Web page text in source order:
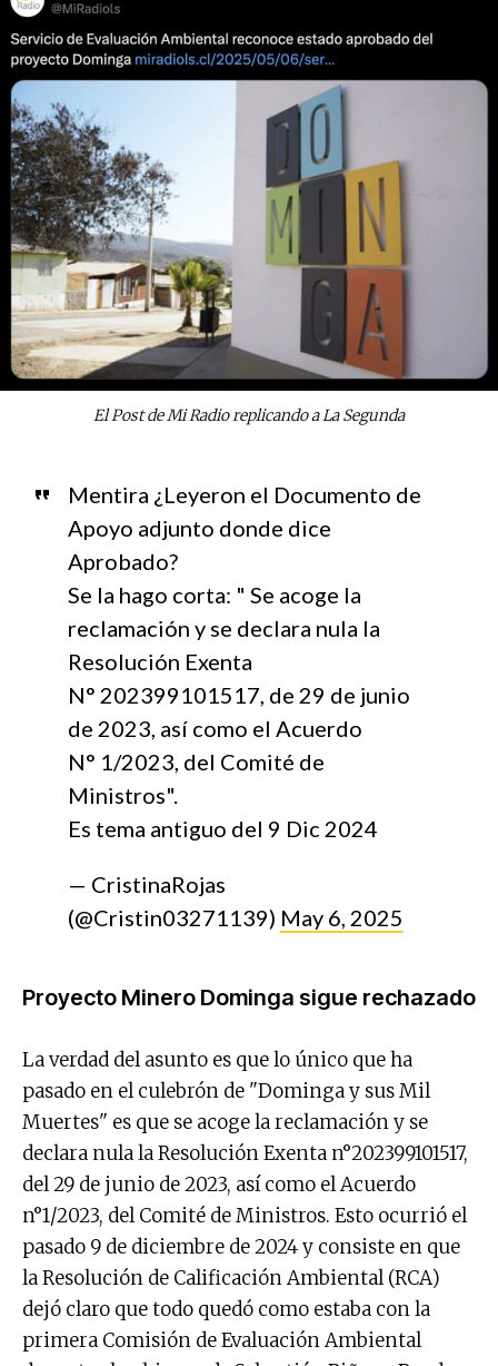
El Post de Mi Radio replicando a La Segunda
Mentira ¿Leyeron el Documento de
Apoyo adjunto donde dice
Aprobado?
Se la hago corta: " Se acoge la
reclamación y se declara nula la
Resolución Exenta
N° 202399101517, de 29 de junio
de 2023, así como el Acuerdo
N° 1/2023, del Comité de
Ministros".
Es tema antiguo del 9 Dic 2024
— CristinaRojas
(@Cristin03271139) May 6, 2025
Proyecto Minero Dominga sigue rechazado
La verdad del asunto es que lo único que ha
pasado en el culebrón de "Dominga y sus Mil
Muertes" es que se acoge la reclamación y se
declara nula la Resolución Exenta n°202399101517,
del 29 de junio de 2023, así como el Acuerdo
n°1/2023, del Comité de Ministros. Esto ocurrió el
pasado 9 de diciembre de 2024 y consiste en que
la Resolución de Calificación Ambiental (RCA)
dejó claro que todo quedó como estaba con la
primera Comisión de Evaluación Ambiental